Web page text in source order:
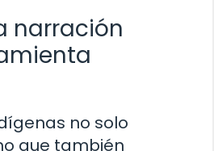
narración
no solo
que también